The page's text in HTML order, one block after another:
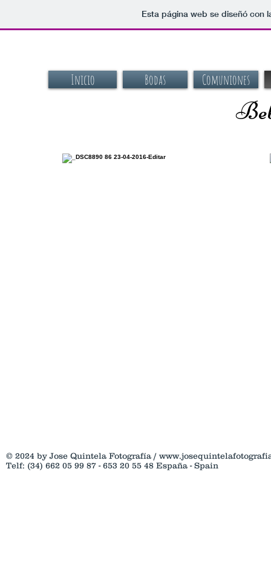
Esta página web se diseñó con
Inicio Bodas Comuniones
© 2024 by Jose Quintela Fotografía /
Telf: (34) 662 05 99 87 - 653 20 55 48 España - Spain